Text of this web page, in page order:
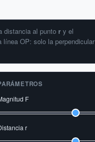
distancia al punto r y el
OP: solo la perpendicular
F
r